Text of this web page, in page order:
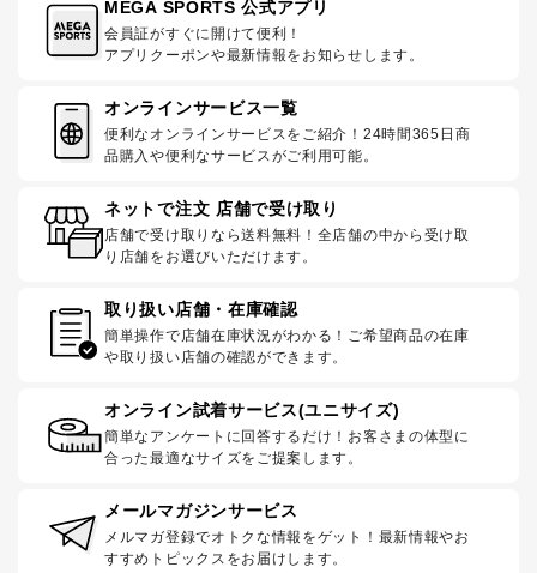
MEGA SPORTS 公式アプリ
会員証がすぐに開けて便利！
アプリクーポンや最新情報をお知らせします。
オンラインサービス一覧
便利なオンラインサービスをご紹介！24時間365日商
品購入や便利なサービスがご利用可能。
ネットで注文 店舗で受け取り
店舗で受け取りなら送料無料！全店舗の中から受け取
り店舗をお選びいただけます。
取り扱い店舗・在庫確認
簡単操作で店舗在庫状況がわかる！ご希望商品の在庫
や取り扱い店舗の確認ができます。
オンライン試着サービス(ユニサイズ)
簡単なアンケートに回答するだけ！お客さまの体型に
合った最適なサイズをご提案します。
メールマガジンサービス
メルマガ登録でオトクな情報をゲット！最新情報やお
すすめトピックスをお届けします。